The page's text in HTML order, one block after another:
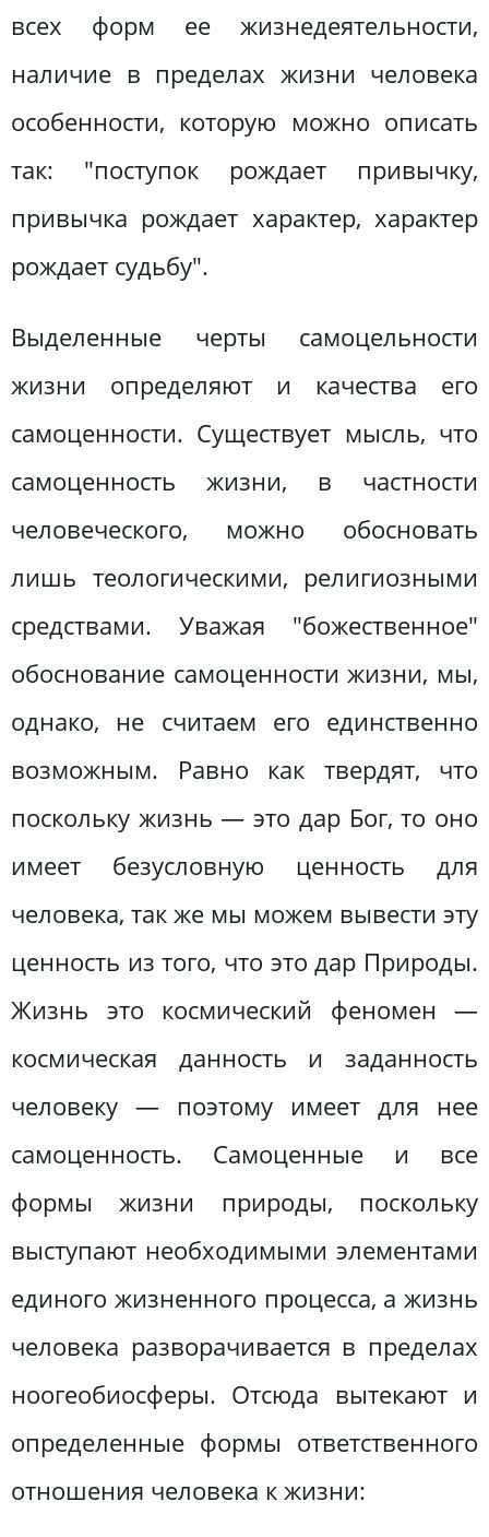
всех форм ее жизнедеятельности,
наличие в пределах жизни человека
особенности, которую можно описать
так: "поступок рождает привычку,
привычка рождает характер, характер
рождает судьбу".
Выделенные черты самоцельности
жизни определяют и качества его
самоценности. Существует мысль, что
самоценность жизни, в частности
человеческого, можно обосновать
лишь теологическими, религиозными
средствами. Уважая "божественное"
обоснование самоценности жизни, мы,
однако, не считаем его единственно
возможным. Равно как твердят, что
поскольку жизнь — это дар Бог, то оно
имеет безусловную ценность для
человека, так же мы можем вывести эту
ценность из того, что это дар Природы.
Жизнь это космический феномен —
космическая данность и заданность
человеку — поэтому имеет для нее
самоценность. Самоценные и все
формы жизни природы, поскольку
выступают необходимыми элементами
единого жизненного процесса, а жизнь
человека разворачивается в пределах
ноогеобиосферы. Отсюда вытекают и
определенные формы ответственного
отношения человека к жизни: